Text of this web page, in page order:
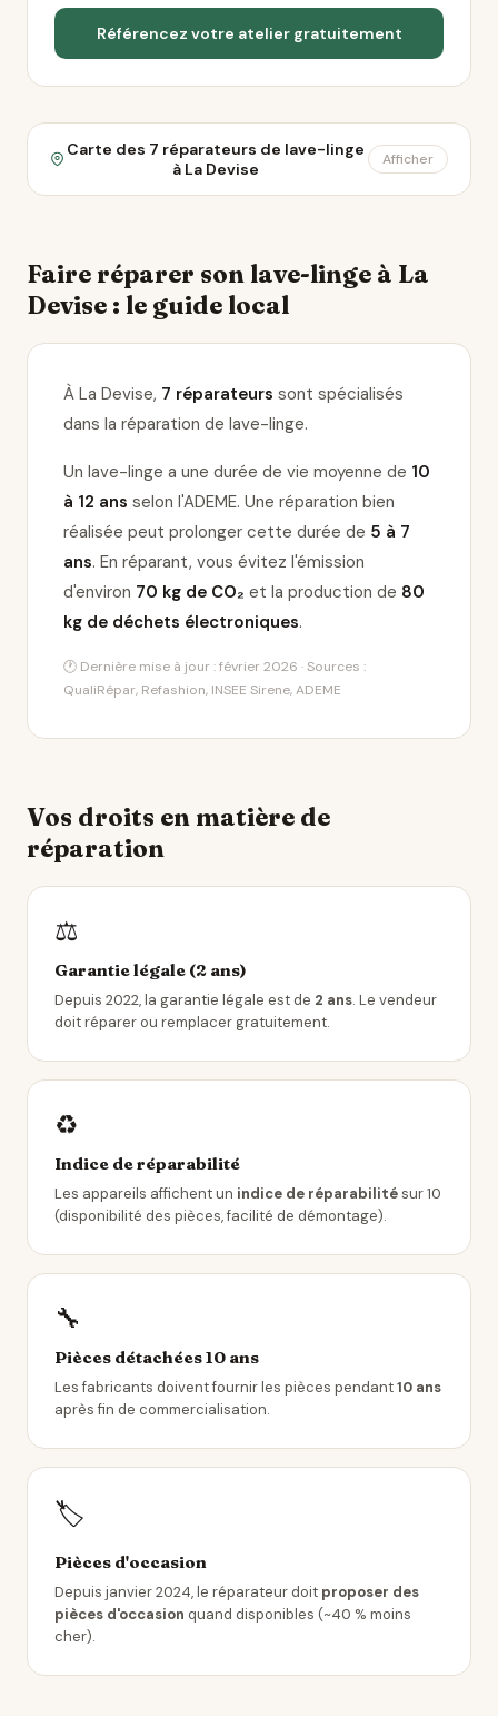
Référencez votre atelier gratuitement
Carte des 7 réparateurs de lave-linge
à La Devise
Afficher
Faire réparer son lave-linge à La
Devise : le guide local
À La Devise, 7 réparateurs sont spécialisés
dans la réparation de lave-linge.
Un lave-linge a une durée de vie moyenne de 10
à 12 ans selon l'ADEME. Une réparation bien
réalisée peut prolonger cette durée de 5 à 7
ans. En réparant, vous évitez l'émission
d'environ 70 kg de CO₂ et la production de 80
kg de déchets électroniques.
🕐 Dernière mise à jour : février 2026 · Sources :
QualiRépar, Refashion, INSEE Sirene, ADEME
Vos droits en matière de
réparation
⚖️
Garantie légale (2 ans)
Depuis 2022, la garantie légale est de 2 ans. Le vendeur
doit réparer ou remplacer gratuitement.
♻️
Indice de réparabilité
Les appareils affichent un indice de réparabilitésur 10
(disponibilité des pièces, facilité de démontage).
🔧
Pièces détachées 10 ans
Les fabricants doivent fournir les pièces pendant10 ans
après fin de commercialisation.
🏷️
Pièces d'occasion
Depuis janvier 2024, le réparateur doit proposer des
pièces d'occasion quand disponibles (~40 % moins
cher).